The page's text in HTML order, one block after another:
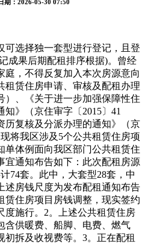
期：2026-05-30 07:50
选择独一套型进行登记，且登
成果后期配租排序根据)。曾经
庭，不得反复加入本次房源意向
租赁住房申请、审核及配租办理
）、《关于进一步加强保障性住
》（京住审字〔2015〕41
历复核及分派办理的通知》（京
将我区涉及5个公共租赁住房项
单体例面向我区部门公共租赁住
宜通知布告如下：此次配租房源
74套。此中，大套型28套，中
述房钱尺度为发布配租通知布告
赁住房项目房钱调整，现实签约
度施行。2。上述公共租赁住房
含供暖费、船脚、电费、燃气
初拆及收视费等。3。正在配租